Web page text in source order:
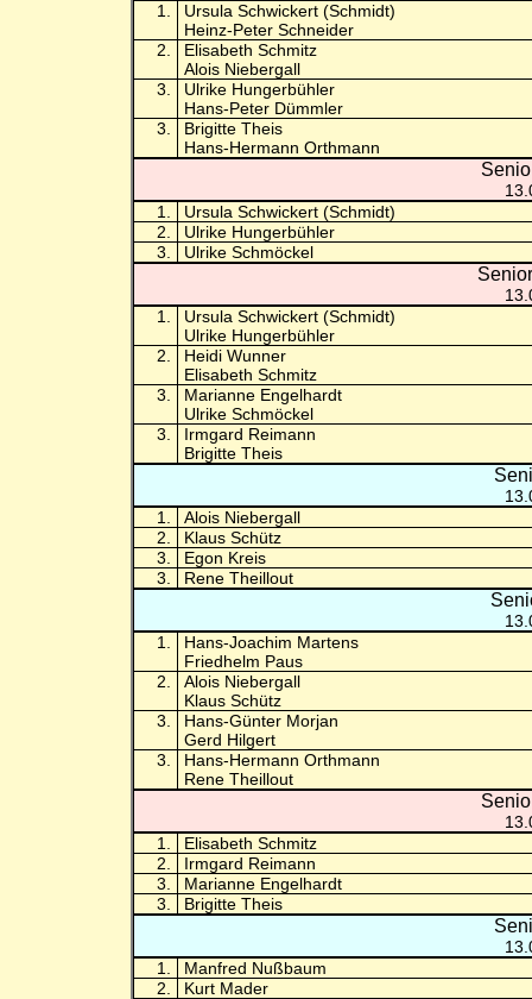
1.
Ursula Schwickert (Schmidt)
Heinz-Peter Schneider
2.
Elisabeth Schmitz
Alois Niebergall
3.
Ulrike Hungerbühler
Hans-Peter Dümmler
3.
Brigitte Theis
Hans-Hermann Orthmann
1.
Ursula Schwickert (Schmidt)
2.
Ulrike Hungerbühler
3.
Ulrike Schmöckel
1.
Ursula Schwickert (Schmidt)
Ulrike Hungerbühler
2.
Heidi Wunner
Elisabeth Schmitz
3.
Marianne Engelhardt
Ulrike Schmöckel
3.
Irmgard Reimann
Brigitte Theis
1.
Alois Niebergall
2.
Klaus Schütz
3.
Egon Kreis
3.
Rene Theillout
1.
Hans-Joachim Martens
Friedhelm Paus
2.
Alois Niebergall
Klaus Schütz
3.
Hans-Günter Morjan
Gerd Hilgert
3.
Hans-Hermann Orthmann
Rene Theillout
1.
Elisabeth Schmitz
2.
Irmgard Reimann
3.
Marianne Engelhardt
3.
Brigitte Theis
1.
Manfred Nußbaum
2.
Kurt Mader